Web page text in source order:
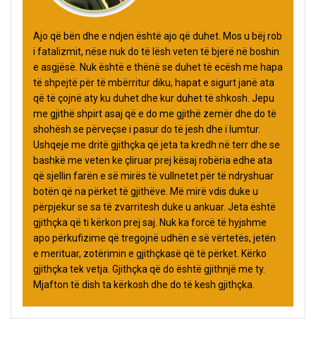
Ajo që bën dhe e ndjen është ajo që duhet. Mos u bëj rob
i fatalizmit, nëse nuk do të lësh veten të bjerë në boshin
e asgjësë. Nuk është e thënë se duhet të ecësh me hapa
të shpejtë për të mbërritur diku, hapat e sigurt janë ata
që të çojnë aty ku duhet dhe kur duhet të shkosh. Jepu
me gjithë shpirt asaj që e do me gjithë zemër dhe do të
shohësh se përveçse i pasur do të jesh dhe i lumtur.
Ushqeje me dritë gjithçka që jeta ta kredh në terr dhe se
bashkë me veten ke çliruar prej kësaj robëria edhe ata
që sjellin farën e së mirës të vullnetet për të ndryshuar
botën që na përket të gjithëve. Më mirë vdis duke u
përpjekur se sa të zvarritesh duke u ankuar. Jeta është
gjithçka që ti kërkon prej saj. Nuk ka forcë të hyjshme
apo përkufizime që tregojnë udhën e së vërtetës, jetën
e merituar, zotërimin e gjithçkasë që të përket. Kërko
gjithçka tek vetja. Gjithçka që do është gjithnjë me ty.
Mjafton të dish ta kërkosh dhe do të kesh gjithçka.